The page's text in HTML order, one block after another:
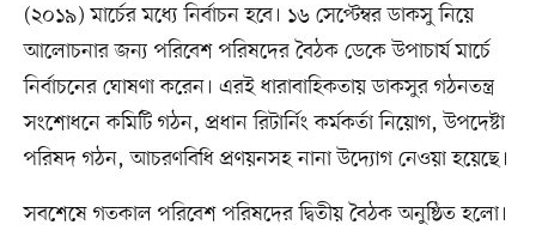
(২০১৯) মার্চের মধ্যে নির্বাচন হবে। ১৬ সেপ্টেম্বর ডাকসু নিয়ে
আলোচনার জন্য পরিবেশ পরিষদের বৈঠক ডেকে উপাচার্য মার্চে
নির্বাচনের ঘোষণা করেন। এরই ধারাবাহিকতায় ডাকসুর গঠনতন্ত্র
সংশোধনে কমিটি গঠন, প্রধান রিটার্নিং কর্মকর্তা নিয়োগ, উপদেষ্টা
পরিষদ গঠন, আচরণবিধি প্রণয়নসহ নানা উদ্যোগ নেওয়া হয়েছে।
সবশেষে গতকাল পরিবেশ পরিষদের দ্বিতীয় বৈঠক অনুষ্ঠিত হলো।